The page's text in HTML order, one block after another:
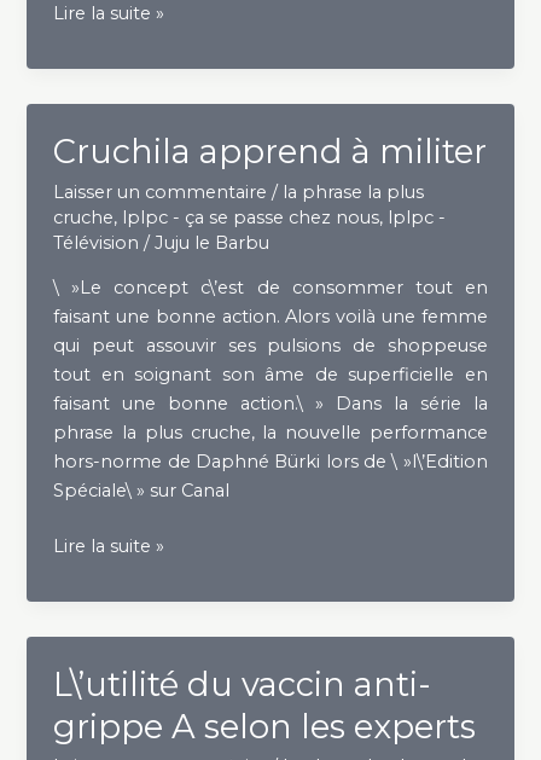
Pandémie
conflits
d\’intérêts
Lire la suite »
Cruchila apprend à militer
Laisser un commentaire / la phrase la plus
cruche, lplpc - ça se passe chez nous, lplpc -
Télévision /Juju le Barbu
\ »Le concept c\’est de consommer tout en
faisant une bonne action. Alors voilà une femme
qui peut assouvir ses pulsions de shoppeuse
tout en soignant son âme de superficielle en
faisant une bonne action.\ » Dans la série la
phrase la plus cruche, la nouvelle performance
hors-norme de Daphné Bürki lors de \ »l\’Edition
Spéciale\ » sur Canal
Cruchila
à
militer
Lire la suite »
L\’utilité du vaccin anti-
grippe A selon les experts